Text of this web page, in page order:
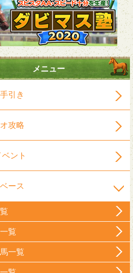
メニュー
引き
攻略
ント
ース
覧
一覧